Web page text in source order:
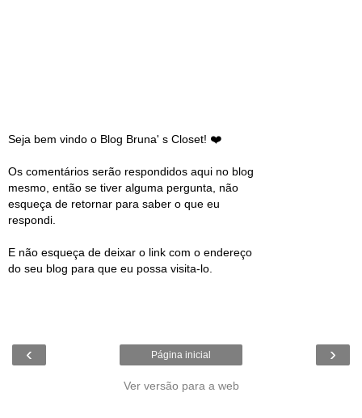
Seja bem vindo o Blog Bruna' s Closet! ❤️
Os comentários serão respondidos aqui no blog
mesmo, então se tiver alguma pergunta, não
esqueça de retornar para saber o que eu
respondi.
E não esqueça de deixar o link com o endereço
do seu blog para que eu possa visita-lo.
‹ ›
Página inicial
Ver versão para a web